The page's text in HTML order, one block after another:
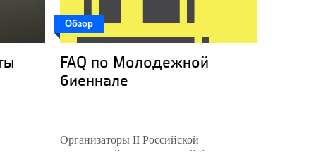
Обзор
FAQ по Молодежной
биеннале
Организаторы II Российской